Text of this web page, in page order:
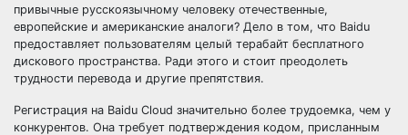
привычные русскоязычному человеку отечественные,
европейские и американские аналоги? Дело в том, что Baidu
предоставляет пользователям целый терабайт бесплатного
дискового пространства. Ради этого и стоит преодолеть
трудности перевода и другие препятствия.
Регистрация на Baidu Cloud значительно более трудоемка, чем у
конкурентов. Она требует подтверждения кодом, присланным